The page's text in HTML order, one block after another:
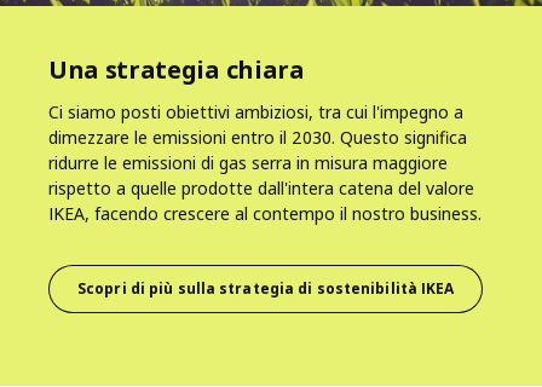
Una strategia chiara
Ci siamo posti obiettivi ambiziosi, tra cui l'impegno a
dimezzare le emissioni entro il 2030. Questo significa
ridurre le emissioni di gas serra in misura maggiore
rispetto a quelle prodotte dall'intera catena del valore
IKEA, facendo crescere al contempo il nostro business.
Scopri di più sulla strategia di sostenibilità IKEA